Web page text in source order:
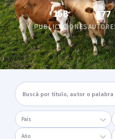
168
PUBLICACIONES
677
País
Año